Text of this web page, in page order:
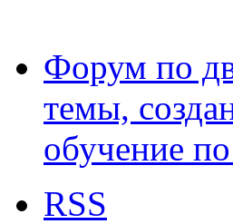
Форум по
темы,
обучение
RSS